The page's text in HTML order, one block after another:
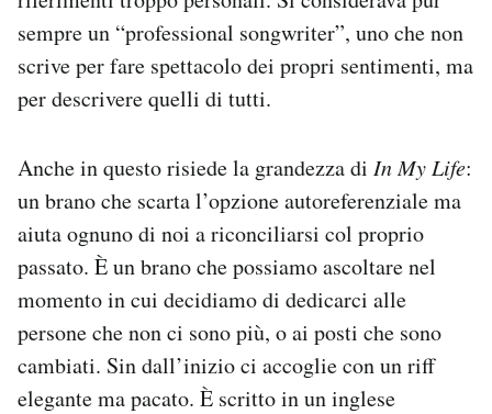
sempre un “professional songwriter”, uno che non
scrive per fare spettacolo dei propri sentimenti, ma
per descrivere quelli di tutti.
Anche in questo risiede la grandezza di In My Life:
un brano che scarta l’opzione autoreferenziale ma
aiuta ognuno di noi a riconciliarsi col proprio
passato. È un brano che possiamo ascoltare nel
momento in cui decidiamo di dedicarci alle
persone che non ci sono più, o ai posti che sono
cambiati. Sin dall’inizio ci accoglie con un riff
elegante ma pacato. È scritto in un inglese